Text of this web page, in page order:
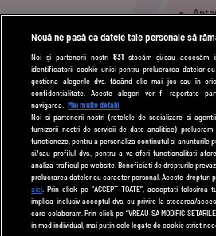
UTILE
Cod deontologic
Termeni și condiții
Politica de cookies
Politică de confidențialitate
Contact
Modifică Setările
Nouă ne pasă ca datele tale personale să
Noi și partenerii noștri831 stocăm și/sau accesăm
identificatorii cookie unici pentru prelucrarea datelor
gestiona alegerile dvs. făcând clic mai jos sau în
confidențialitate. Aceste alegeri vor fi raportate
navigarea.
Mai multe detalii
Noi si partenerii nostri (retelele de socializare si
furnizorii nostri de servicii de date analitice)
functioneze, pentru a personaliza continutul si anunturile
si/sau profilul dvs., pentru a va oferi functionalitati
analiza traficul pe website. Beneficiati de drepturile
prelucrarea datelor cu caracter personal. Aceste drepturi
aici . Prin click pe “ACCEPT TOATE”, acceptati
implica inclusiv acceptul dvs. cu privire la stocarea/
care colaboram. Prin click pe “VREAU SA MODIFIC
in mod individual, mai putin cele legate de cookie strict